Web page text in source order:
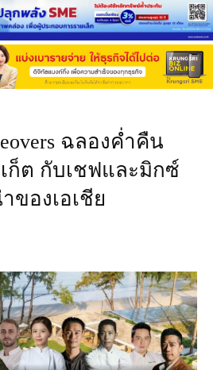
ฉลองค่ำคืน
ก็ต กับเชฟและมิกซ์
ของเอเชีย